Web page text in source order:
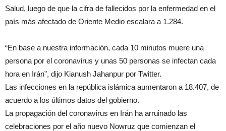
Salud, luego de que la cifra de fallecidos por la enfermedad en el
país más afectado de Oriente Medio escalara a 1.284.
“En base a nuestra información, cada 10 minutos muere una
persona por el coronavirus y unas 50 personas se infectan cada
hora en Irán”, dijo Kianush Jahanpur por Twitter.
Las infecciones en la república islámica aumentaron a 18.407, de
acuerdo a los últimos datos del gobierno.
La propagación del coronavirus en Irán ha arruinado las
celebraciones por el año nuevo Nowruz que comienzan el